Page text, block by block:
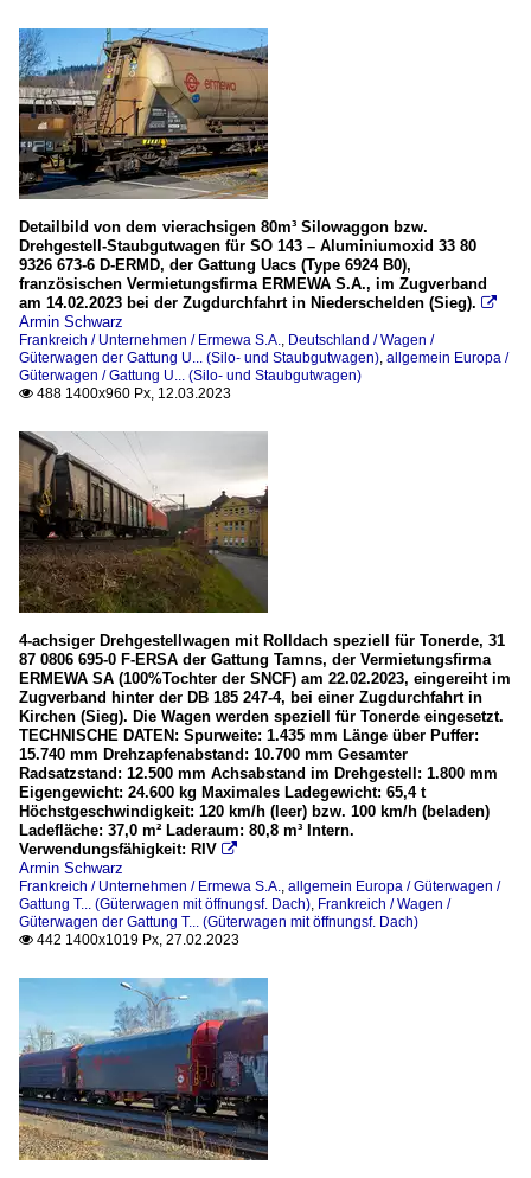
Detailbild von dem vierachsigen 80m³ Silowaggon bzw.
Drehgestell-Staubgutwagen für SO 143 – Aluminiumoxid 33 80
9326 673-6 D-ERMD, der Gattung Uacs (Type 6924 B0),
französischen Vermietungsfirma ERMEWA S.A., im Zugverband
am 14.02.2023 bei der Zugdurchfahrt in Niederschelden (Sieg). 
Armin Schwarz
Frankreich / Unternehmen / Ermewa S.A., Deutschland / Wagen /
Güterwagen der Gattung U... (Silo- und Staubgutwagen), allgemein Europa /
Güterwagen / Gattung U... (Silo- und Staubgutwagen)
 488 1400x960 Px, 12.03.2023
4-achsiger Drehgestellwagen mit Rolldach speziell für Tonerde, 31
87 0806 695-0 F-ERSA der Gattung Tamns, der Vermietungsfirma
ERMEWA SA (100%Tochter der SNCF) am 22.02.2023, eingereiht im
Zugverband hinter der DB 185 247-4, bei einer Zugdurchfahrt in
Kirchen (Sieg). Die Wagen werden speziell für Tonerde eingesetzt.
TECHNISCHE DATEN: Spurweite: 1.435 mm Länge über Puffer:
15.740 mm Drehzapfenabstand: 10.700 mm Gesamter
Radsatzstand: 12.500 mm Achsabstand im Drehgestell: 1.800 mm
Eigengewicht: 24.600 kg Maximales Ladegewicht: 65,4 t
Höchstgeschwindigkeit: 120 km/h (leer) bzw. 100 km/h (beladen)
Ladefläche: 37,0 m² Laderaum: 80,8 m³ Intern.
Verwendungsfähigkeit: RIV 
Armin Schwarz
Frankreich / Unternehmen / Ermewa S.A., allgemein Europa / Güterwagen /
Gattung T... (Güterwagen mit öffnungsf. Dach), Frankreich / Wagen /
Güterwagen der Gattung T... (Güterwagen mit öffnungsf. Dach)
 442 1400x1019 Px, 27.02.2023